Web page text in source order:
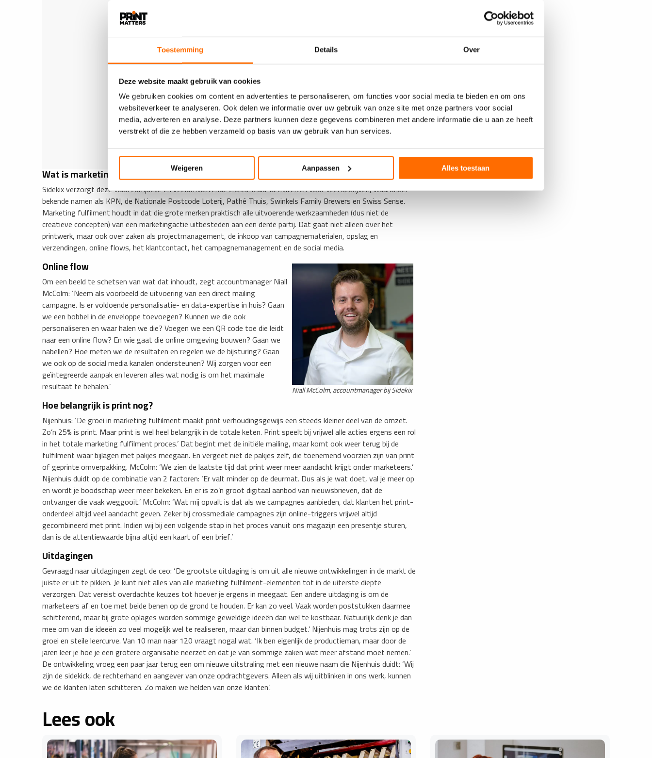
Toestemming Details Over
Deze website maakt gebruik van cookies
We gebruiken cookies om content en advertenties te personaliseren, om functies voor social media te bieden en om ons
websiteverkeer te analyseren. Ook delen we informatie over uw gebruik van onze site met onze partners voor social
media, adverteren en analyse. Deze partners kunnen deze gegevens combineren met andere informatie die u aan ze heeft
verstrekt of die ze hebben verzameld op basis van uw gebruik van hun services.
Weigeren Aanpassen Alles toestaan
Wat is marketing fulfilment?
Sidekix verzorgt deze vaak complexe en veelomvattende crossmedia-activiteiten voor veel bedrijven, waaronder
bekende namen als KPN, de Nationale Postcode Loterij, Pathé Thuis, Swinkels Family Brewers en Swiss Sense.
Marketing fulfilment houdt in dat die grote merken praktisch alle uitvoerende werkzaamheden (dus niet de
creatieve concepten) van een marketingactie uitbesteden aan een derde partij. Dat gaat niet alleen over het
printwerk, maar ook over zaken als projectmanagement, de inkoop van campagnematerialen, opslag en
verzendingen, online flows, het klantcontact, het campagnemanagement en de social media.
Niall McColm, accountmanager bij Sidekix
Online flow
Om een beeld te schetsen van wat dat inhoudt, zegt accountmanager Niall
McColm: ‘Neem als voorbeeld de uitvoering van een direct mailing
campagne. Is er voldoende personalisatie- en data-expertise in huis? Gaan
we een bobbel in de enveloppe toevoegen? Kunnen we die ook
personaliseren en waar halen we die? Voegen we een QR code toe die leidt
naar een online flow? En wie gaat die online omgeving bouwen? Gaan we
nabellen? Hoe meten we de resultaten en regelen we de bijsturing? Gaan
we ook op de social media kanalen ondersteunen? Wij zorgen voor een
geïntegreerde aanpak en leveren alles wat nodig is om het maximale
resultaat te behalen.’
Hoe belangrijk is print nog?
Nijenhuis: ‘De groei in marketing fulfilment maakt print verhoudingsgewijs een steeds kleiner deel van de omzet.
Zo’n 25% is print. Maar print is wel heel belangrijk in de totale keten. Print speelt bij vrijwel alle acties ergens een rol
in het totale marketing fulfilment proces.’ Dat begint met de initiële mailing, maar komt ook weer terug bij de
fulfilment waar bijlagen met pakjes meegaan. En vergeet niet de pakjes zelf, die toenemend voorzien zijn van print
of geprinte omverpakking. McColm: ‘We zien de laatste tijd dat print weer meer aandacht krijgt onder marketeers.’
Nijenhuis duidt op de combinatie van 2 factoren: ‘Er valt minder op de deurmat. Dus als je wat doet, val je meer op
en wordt je boodschap weer meer bekeken. En er is zo’n groot digitaal aanbod van nieuwsbrieven, dat de
ontvanger die vaak weggooit.’ McColm: ‘Wat mij opvalt is dat als we campagnes aanbieden, dat klanten het print-
onderdeel altijd veel aandacht geven. Zeker bij crossmediale campagnes zijn online-triggers vrijwel altijd
gecombineerd met print. Indien wij bij een volgende stap in het proces vanuit ons magazijn een presentje sturen,
dan is de attentiewaarde bijna altijd een kaart of een brief.’
Uitdagingen
Gevraagd naar uitdagingen zegt de ceo: ‘De grootste uitdaging is om uit alle nieuwe ontwikkelingen in de markt de
juiste er uit te pikken. Je kunt niet alles van alle marketing fulfilment-elementen tot in de uiterste diepte
verzorgen. Dat vereist overdachte keuzes tot hoever je ergens in meegaat. Een andere uitdaging is om de
marketeers af en toe met beide benen op de grond te houden. Er kan zo veel. Vaak worden poststukken daarmee
schitterend, maar bij grote oplages worden sommige geweldige ideeën dan wel te kostbaar. Natuurlijk denk je dan
mee om van die ideeën zo veel mogelijk wel te realiseren, maar dan binnen budget.’ Nijenhuis mag trots zijn op de
groei en steile leercurve. Van 10 man naar 120 vraagt nogal wat. ‘Ik ben eigenlijk de productieman, maar door de
jaren leer je hoe je een grotere organisatie neerzet en dat je van sommige zaken wat meer afstand moet nemen.’
De ontwikkeling vroeg een paar jaar terug een om nieuwe uitstraling met een nieuwe naam die Nijenhuis duidt: ‘Wij
zijn de sidekick, de rechterhand en aangever van onze opdrachtgevers. Alleen als wij uitblinken in ons werk, kunnen
we de klanten laten schitteren. Zo maken we helden van onze klanten’.
Lees ook